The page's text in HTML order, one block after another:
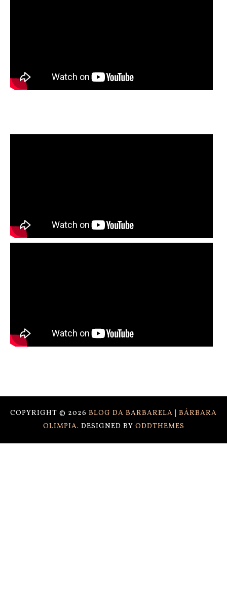
COPYRIGHT © 2026 BLOG DA BARBARELA | BÁRBARA
OLIMPIA. DESIGNED BY ODDTHEMES